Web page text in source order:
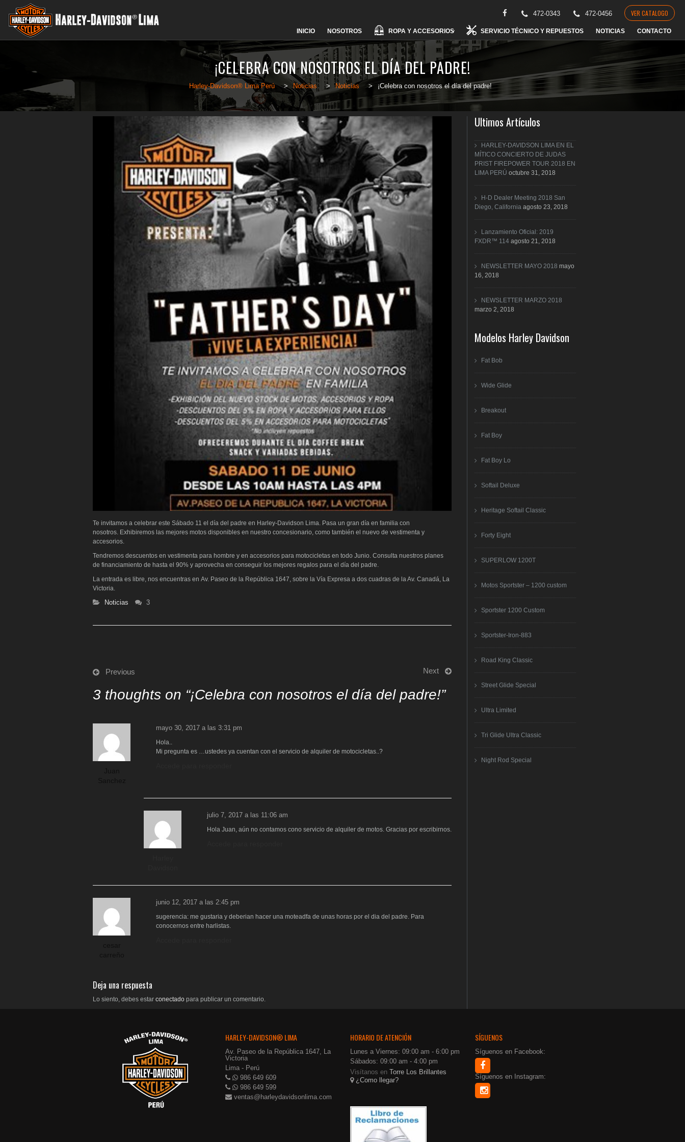
472-0343 472-0456 VER CATALOGO
Skip
to
content
INICIO NOSOTROS ROPA Y ACCESORIOS SERVICIO TÉCNICO Y REPUESTOS NOTICIAS CONTACTO
¡CELEBRA CON NOSOTROS EL DÍA DEL PADRE!
Harley-Davidson® Lima Perú > Noticias > Noticias > ¡Celebra con nosotros el día del padre!
Te invitamos a celebrar este Sábado 11 el día del padre en Harley-Davidson Lima. Pasa un gran día en familia con
nosotros. Exhibiremos las mejores motos disponibles en nuestro concesionario, como también el nuevo de vestimenta y
accesorios.
Tendremos descuentos en vestimenta para hombre y en accesorios para motocicletas en todo Junio. Consulta nuestros planes
de financiamiento de hasta el 90% y aprovecha en conseguir los mejores regalos para el día del padre.
La entrada es libre, nos encuentras en Av. Paseo de la República 1647, sobre la Vía Expresa a dos cuadras de la Av. Canadá, La
Victoria.
Noticias 3
Previous Next
3 thoughts on “¡Celebra con nosotros el día del padre!”
mayo 30, 2017 a las 3:31 pm
Hola..
Mi pregunta es …ustedes ya cuentan con el servicio de alquiler de motocicletas..?
julio 7, 2017 a las 11:06 am
Hola Juan, aún no contamos cono servicio de alquiler de motos. Gracias por escribirnos.
junio 12, 2017 a las 2:45 pm
sugerencia: me gustaria y deberian hacer una moteadfa de unas horas por el dia del padre. Para
conocernos entre harlistas.
Deja una respuesta
Lo siento, debes estar conectado para publicar un comentario.
Ultimos Artículos
HARLEY-DAVIDSON LIMA EN EL
MÍTICO CONCIERTO DE JUDAS
PRIST FIREPOWER TOUR 2018 EN
LIMA PERÚ octubre 31, 2018
H-D Dealer Meeting 2018 San
Diego, California agosto 23, 2018
Lanzamiento Oficial: 2019
FXDR™ 114 agosto 21, 2018
NEWSLETTER MAYO 2018 mayo
16, 2018
NEWSLETTER MARZO 2018
marzo 2, 2018
Modelos Harley Davidson
Fat Bob
Wide Glide
Breakout
Fat Boy
Fat Boy Lo
Softail Deluxe
Heritage Softail Classic
Forty Eight
SUPERLOW 1200T
Motos Sportster – 1200 custom
Sportster 1200 Custom
Sportster-Iron-883
Road King Classic
Street Glide Special
Ultra Limited
Tri Glide Ultra Classic
Night Rod Special
HARLEY-DAVIDSON® LIMA
Av. Paseo de la República 1647, La
Victoria
Lima - Perú
986 649 609
986 649 599
ventas@harleydavidsonlima.com
HORARIO DE ATENCIÓN
Lunes a Viernes: 09:00 am - 6:00 pm
Sábados: 09:00 am - 4:00 pm
Visítanos en Torre Los Brillantes
¿Como llegar?
SÍGUENOS
Síguenos en Facebook:
Síguenos en Instagram: